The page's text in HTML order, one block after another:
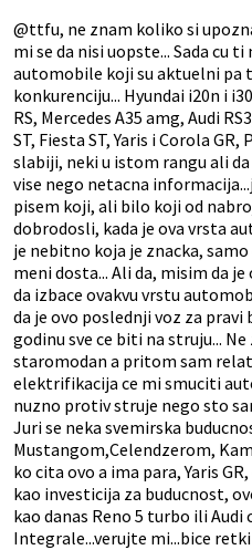
@ttfu, ne znam koliko si
mi se da nisi uopste... Sada cu
automobile koji su aktuelni pa
konkurenciju... Hyundai i20n i
RS, Mercedes A35 amg, Audi
ST, Fiesta ST, Yaris i Corola
slabiji, neki u istom rangu ali
vise nego netacna
pisem koji, ali bilo koji od
dobrodosli, kada je ova vrsta
je nebitno koja je znacka,
meni dosta... Ali da, misim da
da izbace ovakvu vrstu
da je ovo poslednji voz za
godinu sve ce biti na struju...
staromodan a pritom sam
elektrifikacija ce mi smuciti
nuzno protiv struje nego sto
Juri se neka svemirska
Mustangom,Celendzerom,
ko cita ovo a ima para, Yaris
kao investicija za buducnost,
kao danas Reno 5 turbo ili Audi
Integrale...verujte mi...bice